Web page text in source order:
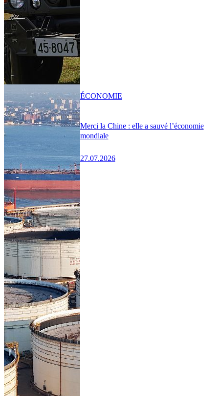
Merci la Chine : elle a sauvé l’économie
mondiale
27.07.2026
ÉCONOMIE